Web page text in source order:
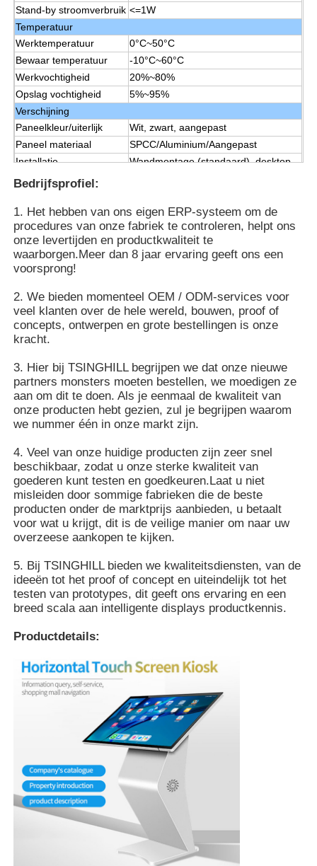
Stand-by stroomverbruik <=1W
Temperatuur
Werktemperatuur
0°C~50°C
Bewaar temperatuur
-10°C~60°C
Werkvochtigheid
20%~80%
Opslag vochtigheid
5%~95%
Verschijning
Paneelkleur/uiterlijk
Wit, zwart, aangepast
Paneel materiaal
SPCC/Aluminium/Aangepast
Installatie
Wandmontage (standaard), desktop
Certificaat
datalijn 1,5 M, voedingslijn 1,8 M
Bedrijfsprofiel:
1. Het hebben van ons eigen ERP-systeem om de
procedures van onze fabriek te controleren, helpt ons
onze levertijden en productkwaliteit te
waarborgen.Meer dan 8 jaar ervaring geeft ons een
voorsprong!
2. We bieden momenteel OEM / ODM-services voor
veel klanten over de hele wereld, bouwen, proof of
concepts, ontwerpen en grote bestellingen is onze
kracht.
3. Hier bij TSINGHILL begrijpen we dat onze nieuwe
partners monsters moeten bestellen, we moedigen ze
aan om dit te doen. Als je eenmaal de kwaliteit van
onze producten hebt gezien, zul je begrijpen waarom
we nummer één in onze markt zijn.
4. Veel van onze huidige producten zijn zeer snel
beschikbaar, zodat u onze sterke kwaliteit van
goederen kunt testen en goedkeuren.Laat u niet
misleiden door sommige fabrieken die de beste
producten onder de marktprijs aanbieden, u betaalt
voor wat u krijgt, dit is de veilige manier om naar uw
overzeese aankopen te kijken.
5. Bij TSINGHILL bieden we kwaliteitsdiensten, van de
ideeën tot het proof of concept en uiteindelijk tot het
testen van prototypes, dit geeft ons ervaring en een
breed scala aan intelligente displays productkennis.
Productdetails: